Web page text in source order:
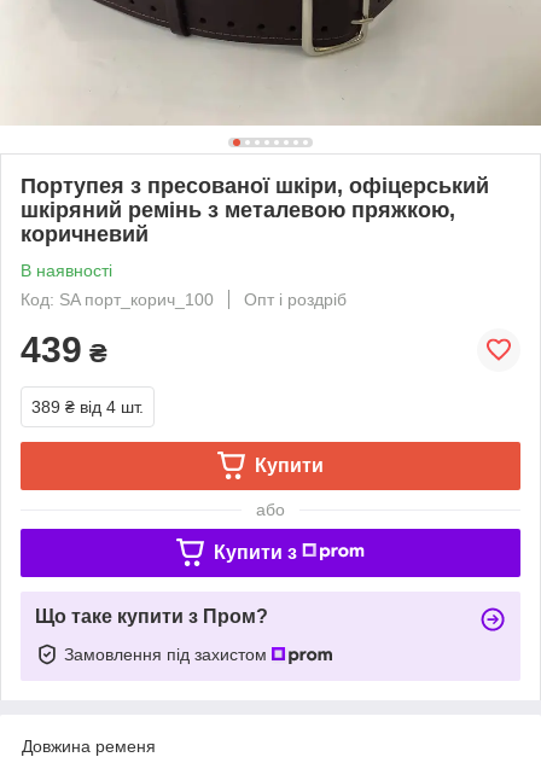
Портупея з пресованої шкіри, офіцерський
шкіряний ремінь з металевою пряжкою,
коричневий
В наявності
Код: SA порт_корич_100
Опт і роздріб
439 ₴
389 ₴ від 4 шт.
Купити
або
Купити з
Що таке купити з Пром?
Замовлення під захистом
Довжина ременя